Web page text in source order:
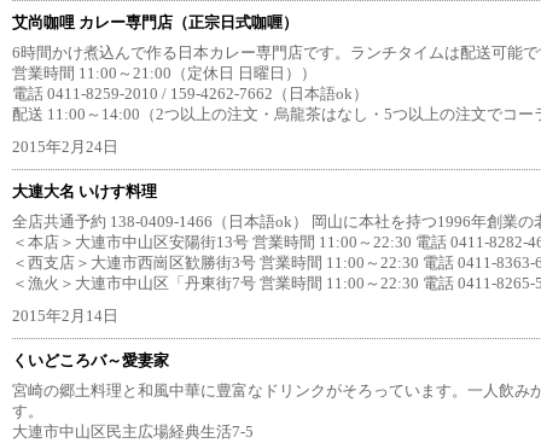
艾尚咖哩 カレー専門店（正宗日式咖喱）
6時間かけ煮込んで作る日本カレー専門店です。ランチタイムは配送可能
営業時間 11:00～21:00（定休日 日曜日））
電話 0411-8259-2010 / 159-4262-7662（日本語ok）
配送 11:00～14:00（2つ以上の注文・烏龍茶はなし・5つ以上の注文でコー
2015年2月24日
大連大名 いけす料理
全店共通予約 138-0409-1466（日本語ok） 岡山に本社を持つ1996年創業
＜本店＞大連市中山区安陽街13号 営業時間 11:00～22:30 電話 0411-8282-
＜西支店＞大連市西崗区歓勝街3号 営業時間 11:00～22:30 電話 0411-8363-
＜漁火＞大連市中山区「丹東街7号 営業時間 11:00～22:30 電話 0411-8265-
2015年2月14日
くいどころバ～愛妻家
宮崎の郷土料理と和風中華に豊富なドリンクがそろっています。一人飲み
す。
大連市中山区民主広場経典生活7-5